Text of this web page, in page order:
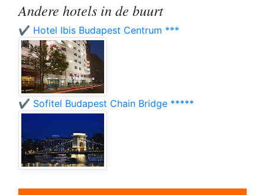
Andere hotels in de buurt
✔️ Hotel Ibis Budapest Centrum ***
✔️ Sofitel Budapest Chain Bridge *****